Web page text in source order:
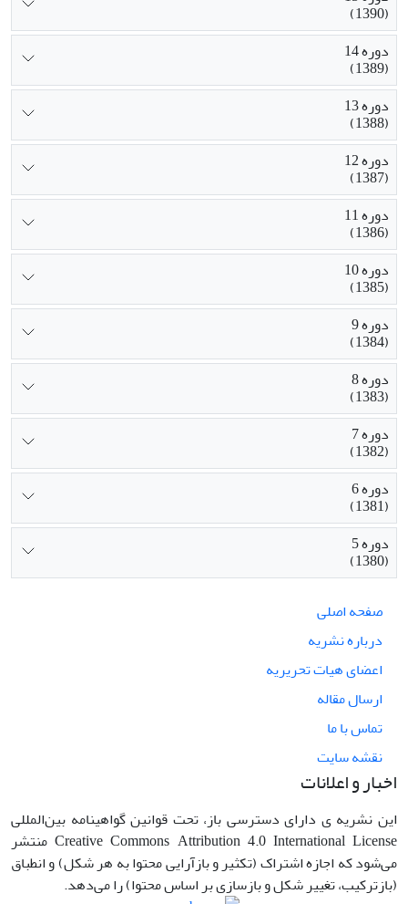
(1390)
دوره 14
(1389)
دوره 13
(1388)
دوره 12
(1387)
دوره 11
(1386)
دوره 10
(1385)
دوره 9
(1384)
دوره 8
(1383)
دوره 7
(1382)
دوره 6
(1381)
دوره 5
(1380)
صفحه اصلی
درباره نشریه
اعضای هیات تحریریه
ارسال مقاله
تماس با ما
نقشه سایت
اخبار و اعلانات
این نشریه ی دارای دسترسی باز، تحت قوانین گواهینامه بین‌المللی
Creative Commons Attribution 4.0 International License منتشر
می‌شود که اجازه اشتراک (تکثیر و بازآرایی محتوا به هر شکل) و انطباق
(بازترکیب، تغییر شکل و بازسازی بر اساس محتوا) را می‌دهد.